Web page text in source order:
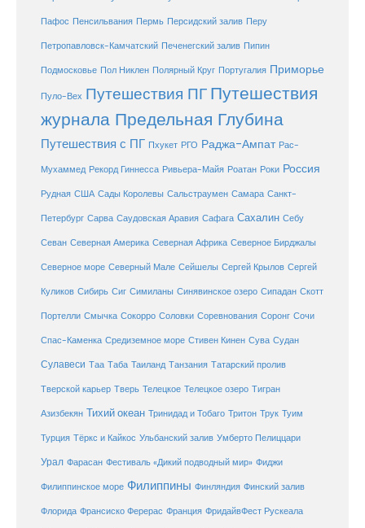
Пафос Пенсильвания Пермь Персидский залив Перу
Петропавловск-Камчатский Печенегский залив Пипин
Подмосковье Пол Никлен Полярный Круг Португалия Приморье
Пуло-Вех Путешествия ПГ Путешествия
журнала Предельная Глубина
Путешествия с ПГ Пхукет РГО Раджа-Ампат Рас-
Мухаммед Рекорд Гиннесса Ривьера-Майя Роатан Роки Россия
Рудная США Сады Королевы Сальстраумен Самара Санкт-
Петербург Сарва Саудовская Аравия Сафага Сахалин Себу
Севан Северная Америка Северная Африка Северное Бирджалы
Северное море Северный Мале Сейшелы Сергей Крылов Сергей
Куликов Сибирь Сиг Симиланы Синявинское озеро Сипадан Скотт
Портелли Смычка Сокорро Соловки Соревнования Соронг Сочи
Спас-Каменка Средиземное море Стивен Кинен Сува Судан
Сулавеси Таа Таба Таиланд Танзания Татарский пролив
Тверской карьер Тверь Телецкое Телецкое озеро Тигран
Азизбекян Тихий океан Тринидад и Тобаго Тритон Трук Туим
Турция Тёркс и Кайкос Ульбанский залив Умберто Пелиццари
Урал Фарасан Фестиваль «Дикий подводный мир» Фиджи
Филиппинское море Филиппины Финляндия Финский залив
Флорида Франсиско Ферерас Франция ФридайвФест Рускеала